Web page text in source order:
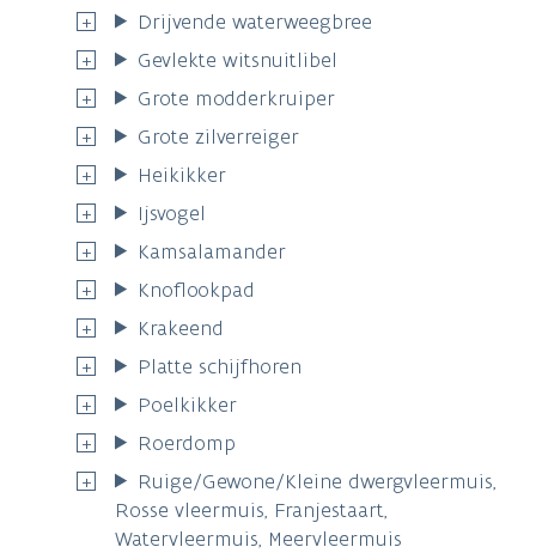
Drijvende waterweegbree
Gevlekte witsnuitlibel
Grote modderkruiper
Grote zilverreiger
Heikikker
Ijsvogel
Kamsalamander
Knoflookpad
Krakeend
Platte schijfhoren
Poelkikker
Roerdomp
Ruige/Gewone/Kleine dwergvleermuis,
Rosse vleermuis, Franjestaart,
Watervleermuis, Meervleermuis